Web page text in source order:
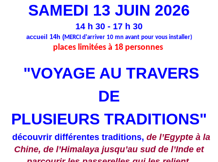
SAMEDI 13 JUIN 2026
14 h 30 - 17 h 30
accueil 14h (MERCI d'arriver 10 mn avant pour vous installer)
places limitées à 18 personnes
"VOYAGE AU TRAVERS
DE
PLUSIEURS TRADITIONS"
découvrir différentes traditions, de l’Egypte à la
Chine, de l’Himalaya jusqu’au sud de l’Inde et